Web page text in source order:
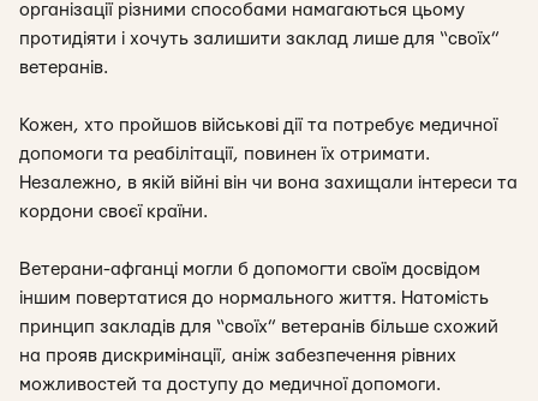
організації різними способами намагаються цьому
протидіяти і хочуть залишити заклад лише для “своїх”
ветеранів.
Кожен, хто пройшов військові дії та потребує медичної
допомоги та реабілітації, повинен їх отримати.
Незалежно, в якій війні він чи вона захищали інтереси та
кордони своєї країни.
Ветерани-афганці могли б допомогти своїм досвідом
іншим повертатися до нормального життя. Натомість
принцип закладів для “своїх” ветеранів більше схожий
на прояв дискримінації, аніж забезпечення рівних
можливостей та доступу до медичної допомоги.